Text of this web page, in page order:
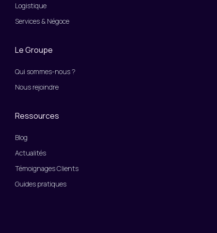
Logistique
Services & Négoce
Le Groupe
Qui sommes-nous ?
Nous rejoindre
Ressources
Blog
Actualités
Témoignages Clients
Guides pratiques